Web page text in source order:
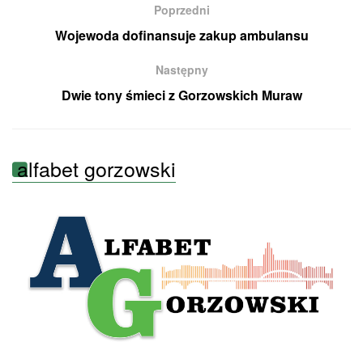
Poprzedni
Wojewoda dofinansuje zakup ambulansu
Następny
Dwie tony śmieci z Gorzowskich Muraw
alfabet gorzowski